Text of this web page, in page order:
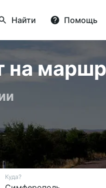
Найти Помощь
на
Куда?